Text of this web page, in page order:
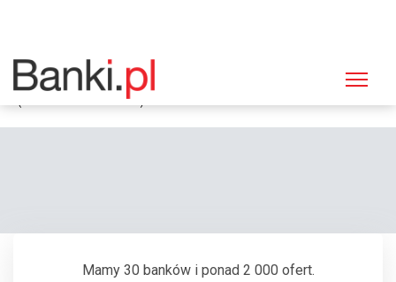
Strona główna
Bankomat ING Bank Śląski, Warszawa, Plac Trzech Krzyży 10-14
(Biurowiec "Holland Park")
Mamy 30 banków i ponad 2 000 ofert.